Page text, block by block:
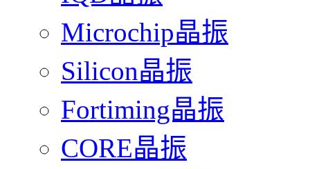
Microchip晶振
Silicon晶振
Fortiming晶振
CORE晶振